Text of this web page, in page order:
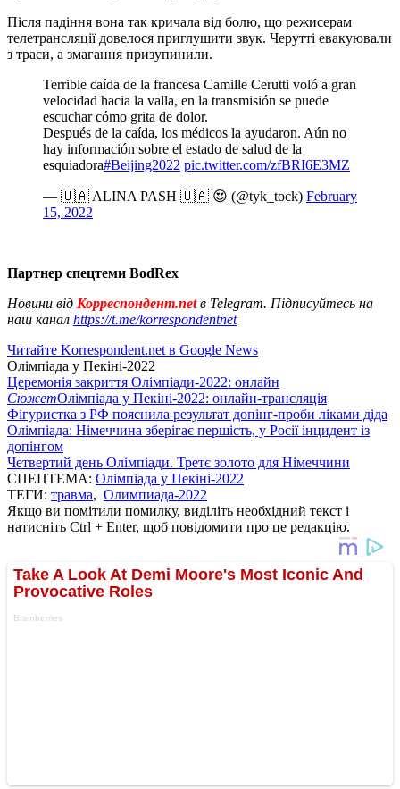
Після падіння вона так кричала від болю, що режисерам
телетрансляції довелося приглушити звук. Черутті евакуювали
з траси, а змагання призупинили.
Terrible caída de la francesa Camille Cerutti voló a gran
velocidad hacia la valla, en la transmisión se puede
escuchar cómo grita de dolor.
Después de la caída, los médicos la ayudaron. Aún no
hay información sobre el estado de salud de la
esquiadora#Beijing2022 pic.twitter.com/zfBRI6E3MZ
— 🇺🇦 ALINA PASH 🇺🇦 😍 (@tyk_tock) February
15, 2022
Партнер спецтеми BodRex
Новини від Корреспондент.netв Telegram. Підписуйтесь на
наш канал https://t.me/korrespondentnet
Читайте Korrespondent.net в Google News
Олімпіада у Пекіні-2022
Церемонія закриття Олімпіади-2022: онлайн
СюжетОлімпіада у Пекіні-2022: онлайн-трансляція
Фігуристка з РФ пояснила результат допінг-проби ліками діда
Олімпіада: Німеччина зберігає першість, у Росії інцидент із
допінгом
Четвертий день Олімпіади. Третє золото для Німеччини
СПЕЦТЕМА: Олімпіада у Пекіні-2022
ТЕГИ: травма, Олимпиада-2022
Якщо ви помітили помилку, виділіть необхідний текст і
натисніть Ctrl + Enter, щоб повідомити про це редакцію.